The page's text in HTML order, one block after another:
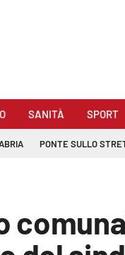
SANITÀ SPORT
PONTE SULLO